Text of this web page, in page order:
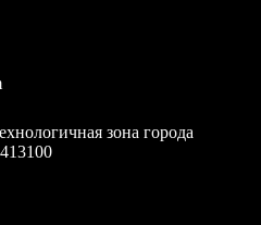
зона города